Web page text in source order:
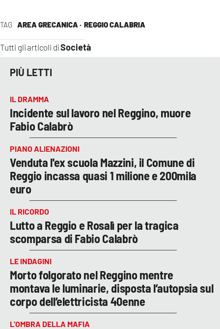
TAG AREA GRECANICA · REGGIO CALABRIA
Tutti gli articoli diSocietà
PIÙ LETTI
IL DRAMMA
Incidente sul lavoro nel Reggino, muore
Fabio Calabrò
PIANO ALIENAZIONI
Venduta l'ex scuola Mazzini, il Comune di
Reggio incassa quasi 1 milione e 200mila
euro
IL RICORDO
Lutto a Reggio e Rosalì per la tragica
scomparsa di Fabio Calabrò
LE INDAGINI
Morto folgorato nel Reggino mentre
montava le luminarie, disposta l’autopsia sul
corpo dell’elettricista 40enne
L’OMBRA DELLA MAFIA